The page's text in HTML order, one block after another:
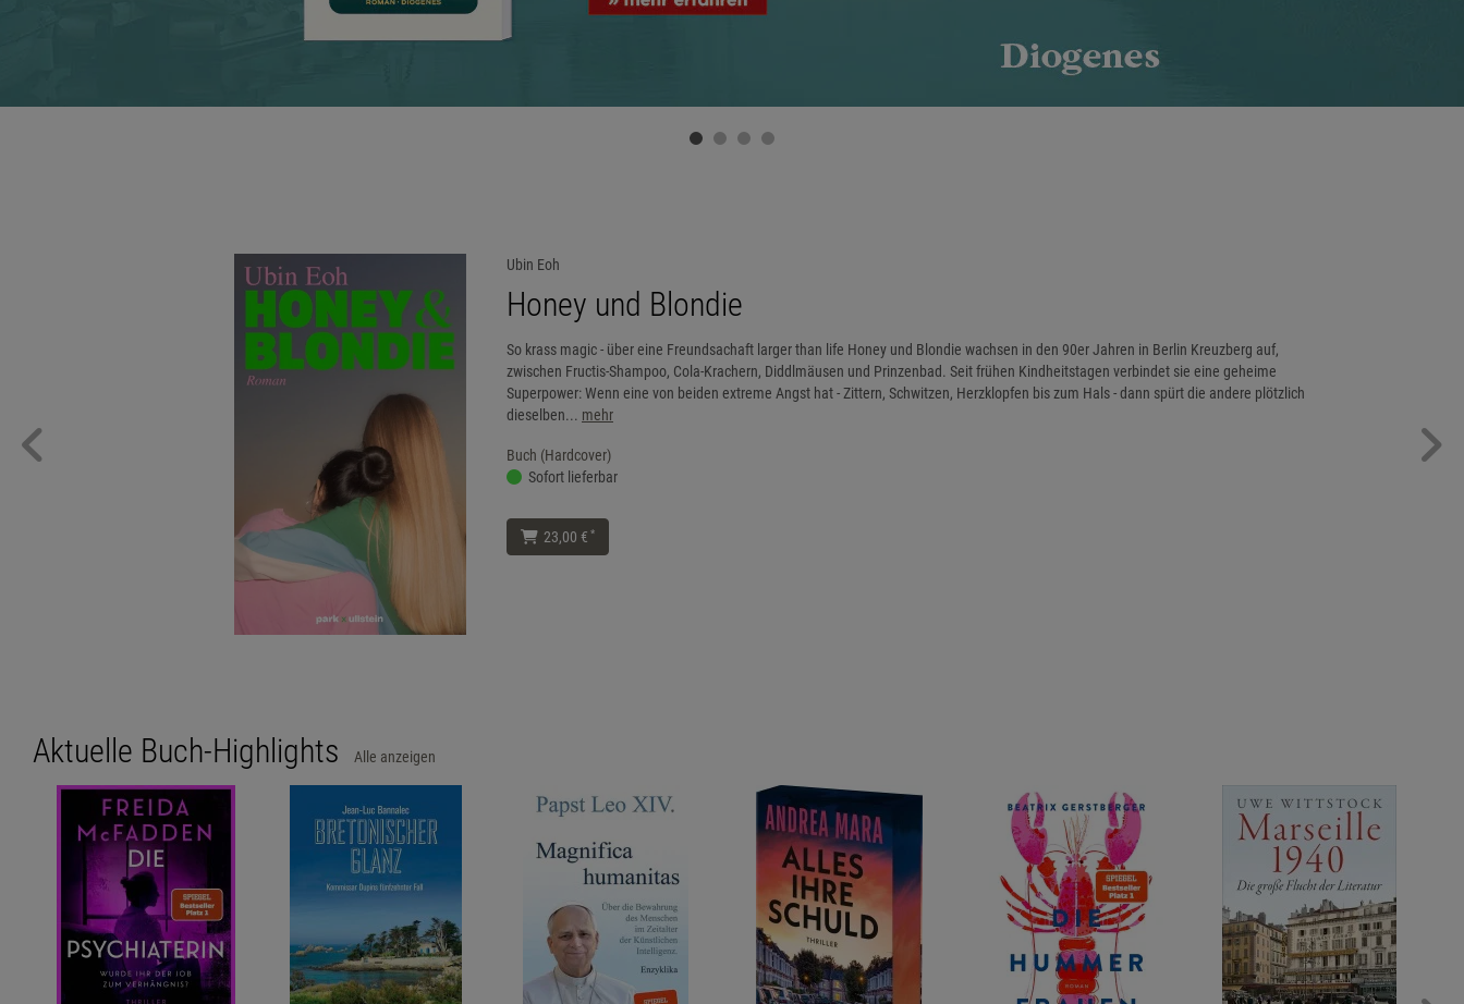
Ubin Eoh
Honey und Blondie
So krass magic - über eine Freundsachaft larger than life Honey und Blondie wachsen in den 90er Jahren in Berlin Kreuzberg auf,
zwischen Fructis-Shampoo, Cola-Krachern, Diddlmäusen und Prinzenbad. Seit frühen Kindheitstagen verbindet sie eine geheime
Superpower: Wenn eine von beiden extreme Angst hat - Zittern, Schwitzen, Herzklopfen bis zum Hals - dann spürt die andere plötzlich
dieselben... mehr
Buch (Hardcover)
Sofort lieferbar
23,00 € *
Aktuelle Buch-Highlights Alle anzeigen